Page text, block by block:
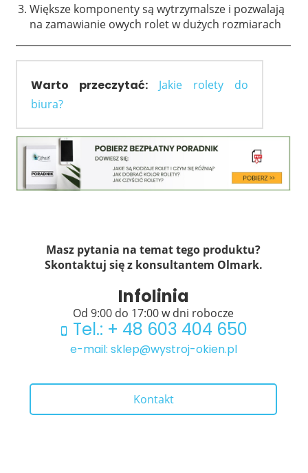
Większe komponenty są wytrzymalsze i pozwalają
na zamawianie owych rolet w dużych rozmiarach
Warto przeczytać:
Jakie rolety do
biura?
Masz pytania na temat tego produktu?
Skontaktuj się z konsultantem Olmark.
Infolinia
Od 9:00 do 17:00 w dni robocze
Tel.: + 48 603 404 650
e-mail: sklep@wystroj-okien.pl
Kontakt